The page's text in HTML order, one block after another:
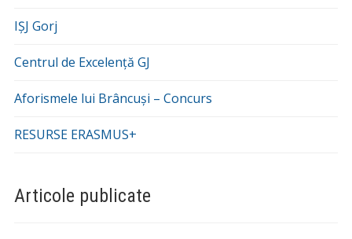
IȘJ Gorj
Centrul de Excelență GJ
Aforismele lui Brâncuși – Concurs
RESURSE ERASMUS+
Articole publicate